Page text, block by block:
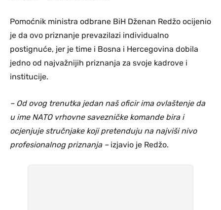
Pomoćnik ministra odbrane BiH Dženan Redžo ocijenio
je da ovo priznanje prevazilazi individualno
postignuće, jer je time i Bosna i Hercegovina dobila
jedno od najvažnijih priznanja za svoje kadrove i
institucije.
– Od ovog trenutka jedan naš oficir ima ovlaštenje da
u ime NATO vrhovne savezničke komande bira i
ocjenjuje stručnjake koji pretenduju na najviši nivo
profesionalnog priznanja –izjavio je Redžo.